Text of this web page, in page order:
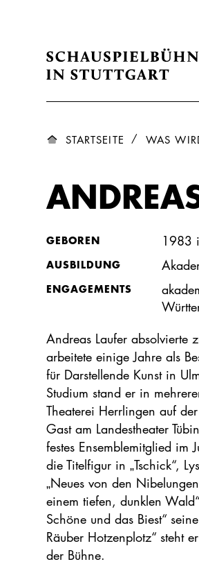
STARTSEITE WAS
GEBOREN 1983
AUSBILDUNG
ENGAGEMENTS
Andreas Laufer absolvierte
arbeitete einige Jahre als
für Darstellende Kunst in
Studium stand er in
Theaterei Herrlingen auf
Gast am Landestheater
festes Ensemblemitglied im
die Titelfigur in „Tschick“,
„Neues von den
einem tiefen, dunklen
Schöne und das Biest“
Räuber Hotzenplotz“ steht
der Bühne.